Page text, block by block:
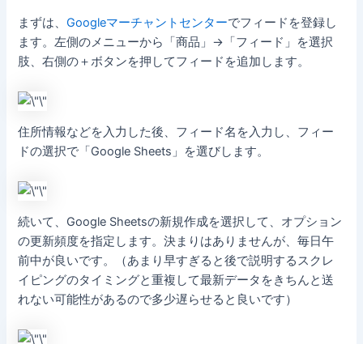
まずは、Googleマーチャントセンターでフィードを登録し
ます。左側のメニューから「商品」→「フィード」を選択
肢、右側の＋ボタンを押してフィードを追加します。
住所情報などを入力した後、フィード名を入力し、フィー
ドの選択で「Google Sheets」を選びします。
続いて、Google Sheetsの新規作成を選択して、オプション
の更新頻度を指定します。決まりはありませんが、毎日午
前中が良いです。（あまり早すぎると後で説明するスクレ
イピングのタイミングと重複して最新データをきちんと送
れない可能性があるので多少遅らせると良いです）